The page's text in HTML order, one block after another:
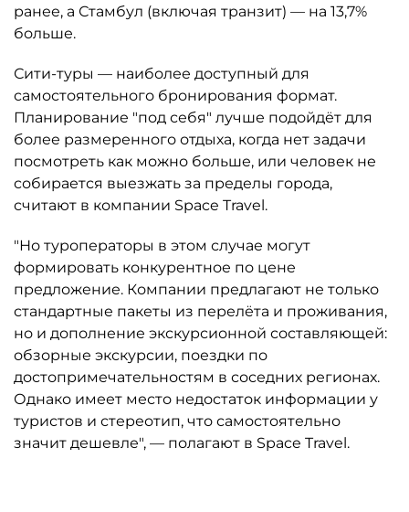
ранее, а Стамбул (включая транзит) — на 13,7%
больше.
Сити-туры — наиболее доступный для
самостоятельного бронирования формат.
Планирование "под себя" лучше подойдёт для
более размеренного отдыха, когда нет задачи
посмотреть как можно больше, или человек не
собирается выезжать за пределы города,
считают в компании Space Travel.
"Но туроператоры в этом случае могут
формировать конкурентное по цене
предложение. Компании предлагают не только
стандартные пакеты из перелёта и проживания,
но и дополнение экскурсионной составляющей:
обзорные экскурсии, поездки по
достопримечательностям в соседних регионах.
Однако имеет место недостаток информации у
туристов и стереотип, что самостоятельно
значит дешевле", — полагают в Space Travel.